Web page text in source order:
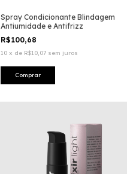
Spray Condicionante Blindagem
Antiumidade e Antifrizz
R$100,68
10 x de R$10,07 sem juros